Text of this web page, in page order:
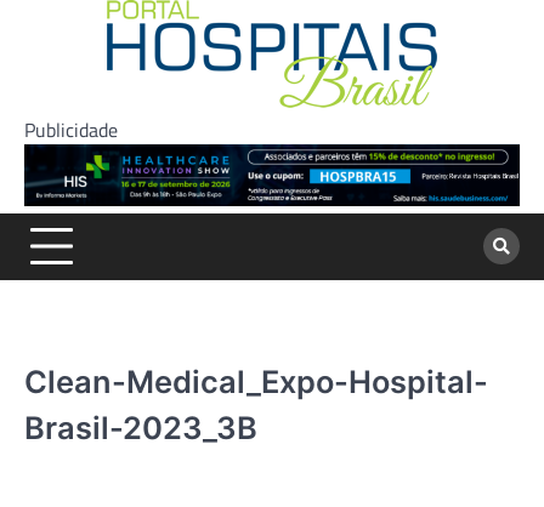
Publicidade
Clean-Medical_Expo-Hospital-
Brasil-2023_3B